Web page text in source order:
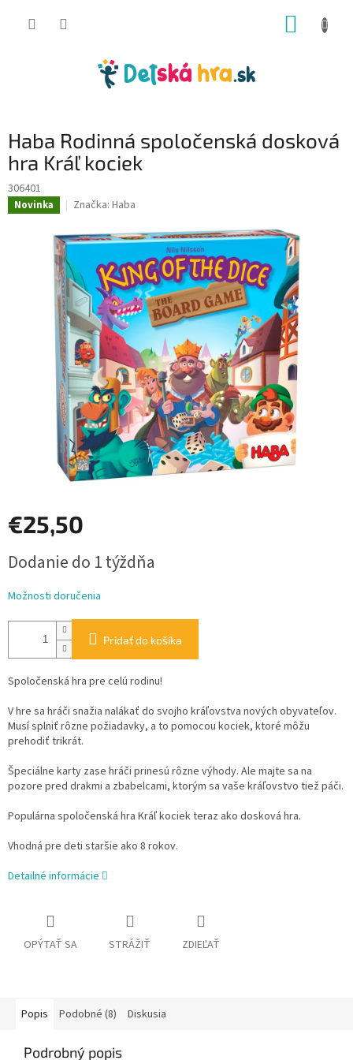
Haba Rodinná spoločenská dosková
hra Kráľ kociek
306401
Novinka Značka: Haba
€25,50
cena:
Dodanie do 1 týždňa
Možnosti doručenia
Pridať do košíka
Spoločenská hra pre celú rodinu!
V hre sa hráči snažia nalákať do svojho kráľovstva nových obyvateľov.
Musí splniť rôzne požiadavky, a to pomocou kociek, ktoré môžu
prehodiť trikrát.
Špeciálne karty zase hráči prinesú rôzne výhody. Ale majte sa na
pozore pred drakmi a zbabelcami, ktorým sa vaše kráľovstvo tiež páči.
Populárna spoločenská hra Kráľ kociek teraz ako dosková hra.
Vhodná pre deti staršie ako 8 rokov.
Detailné informácie
OPÝTAŤ SA STRÁŽIŤ ZDIEĽAŤ
Popis Podobné (8) Diskusia
Podrobný popis